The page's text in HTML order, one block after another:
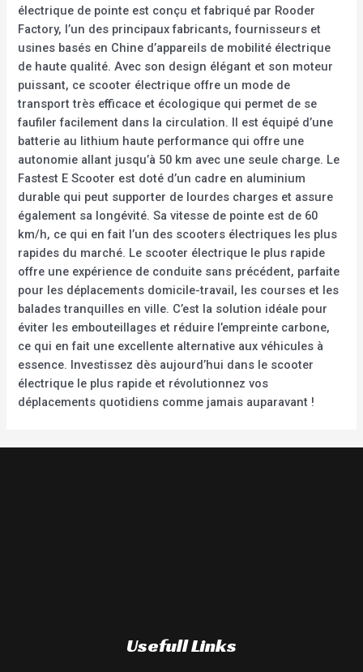
électrique de pointe est conçu et fabriqué par Rooder
Factory, l’un des principaux fabricants, fournisseurs et
usines basés en Chine d’appareils de mobilité électrique
de haute qualité. Avec son design élégant et son moteur
puissant, ce scooter électrique offre un mode de
transport très efficace et écologique qui permet de se
faufiler facilement dans la circulation. Il est équipé d’une
batterie au lithium haute performance qui offre une
autonomie allant jusqu’à 50 km avec une seule charge. Le
Fastest E Scooter est doté d’un cadre en aluminium
durable qui peut supporter de lourdes charges et assure
également sa longévité. Sa vitesse de pointe est de 60
km/h, ce qui en fait l’un des scooters électriques les plus
rapides du marché. Le scooter électrique le plus rapide
offre une expérience de conduite sans précédent, parfaite
pour les déplacements domicile-travail, les courses et les
balades tranquilles en ville. C’est la solution idéale pour
éviter les embouteillages et réduire l’empreinte carbone,
ce qui en fait une excellente alternative aux véhicules à
essence. Investissez dès aujourd’hui dans le scooter
électrique le plus rapide et révolutionnez vos
déplacements quotidiens comme jamais auparavant !
Usefull Links